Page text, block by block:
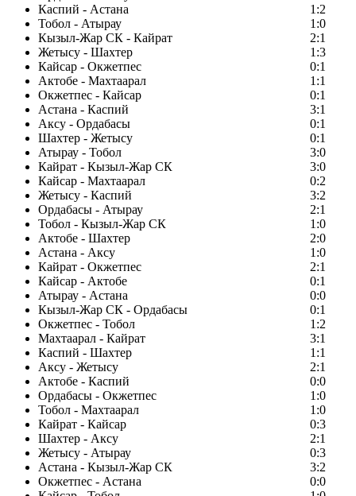
Каспий - Астана
1:2
Тобол - Атырау
1:0
Кызыл-Жар СК - Кайрат
2:1
Жетысу - Шахтер
1:3
Кайсар - Окжетпес
0:1
Актобе - Махтаарал
1:1
Окжетпес - Кайсар
0:1
Астана - Каспий
3:1
Аксу - Ордабасы
0:1
Шахтер - Жетысу
0:1
Атырау - Тобол
3:0
Кайрат - Кызыл-Жар СК
3:0
Кайсар - Махтаарал
0:2
Жетысу - Каспий
3:2
Ордабасы - Атырау
2:1
Тобол - Кызыл-Жар СК
1:0
Актобе - Шахтер
2:0
Астана - Аксу
1:0
Кайрат - Окжетпес
2:1
Кайсар - Актобе
0:1
Атырау - Астана
0:0
Кызыл-Жар СК - Ордабасы
0:1
Окжетпес - Тобол
1:2
Махтаарал - Кайрат
3:1
Каспий - Шахтер
1:1
Аксу - Жетысу
2:1
Актобе - Каспий
0:0
Ордабасы - Окжетпес
1:0
Тобол - Махтаарал
1:0
Кайрат - Кайсар
0:3
Шахтер - Аксу
2:1
Жетысу - Атырау
0:3
Астана - Кызыл-Жар СК
3:2
Окжетпес - Астана
0:0